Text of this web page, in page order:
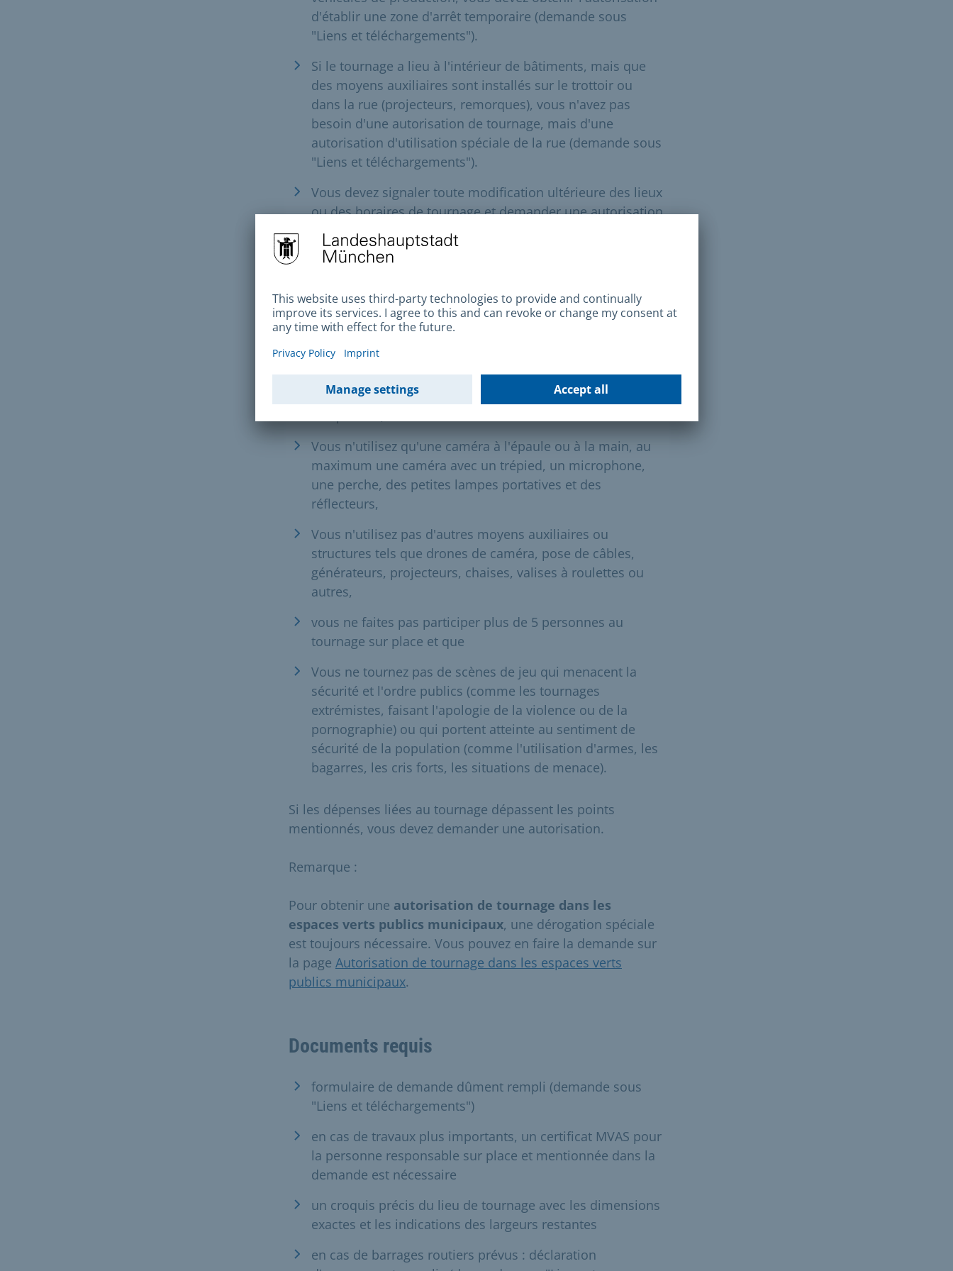
d'établir une zone d'arrêt temporaire (demande sous
"Liens et téléchargements").
Si le tournage a lieu à l'intérieur de bâtiments, mais que
des moyens auxiliaires sont installés sur le trottoir ou
dans la rue (projecteurs, remorques), vous n'avez pas
besoin d'une autorisation de tournage, mais d'une
autorisation d'utilisation spéciale de la rue (demande sous
"Liens et téléchargements").
Vous devez signaler toute modification ultérieure des lieux
ou des horaires de tournage et demander une autorisation
supplémentaire.
Conditions préalables
Vous tournez exclusivement sur des trottoirs et dans des
zones piétonnes et que vous ne gênez pas la circulation
Vous n'utilisez qu'une caméra à l'épaule ou à la main, au
maximum une caméra avec un trépied, un microphone,
une perche, des petites lampes portatives et des
réflecteurs,
Vous n'utilisez pas d'autres moyens auxiliaires ou
structures tels que drones de caméra, pose de câbles,
générateurs, projecteurs, chaises, valises à roulettes ou
autres,
vous ne faites pas participer plus de 5 personnes au
tournage sur place et que
Vous ne tournez pas de scènes de jeu qui menacent la
sécurité et l'ordre publics (comme les tournages
extrémistes, faisant l'apologie de la violence ou de la
pornographie) ou qui portent atteinte au sentiment de
sécurité de la population (comme l'utilisation d'armes, les
bagarres, les cris forts, les situations de menace).
Si les dépenses liées au tournage dépassent les points
mentionnés, vous devez demander une autorisation.
Remarque :
Pour obtenir une autorisation de tournage dans les
espaces verts publics municipaux, une dérogation spéciale
est toujours nécessaire. Vous pouvez en faire la demande sur
la page Autorisation de tournage dans les espaces verts
publics municipaux.
Documents requis
formulaire de demande dûment rempli (demande sous
"Liens et téléchargements")
en cas de travaux plus importants, un certificat MVAS pour
la personne responsable sur place et mentionnée dans la
demande est nécessaire
un croquis précis du lieu de tournage avec les dimensions
exactes et les indications des largeurs restantes
en cas de barrages routiers prévus : déclaration